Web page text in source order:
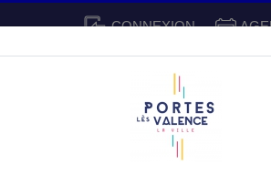
CONNEXION
CADRE DE VIE